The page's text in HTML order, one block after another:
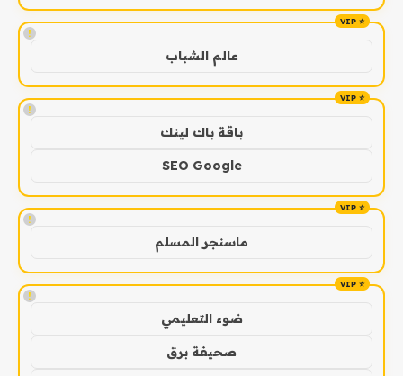
!
عالم الشباب
!
باقة باك لينك
SEO Google
!
ماسنجر المسلم
!
ضوء التعليمي
صحيفة برق